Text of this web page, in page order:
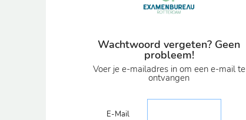
Wachtwoord vergeten? Geen
probleem!
Voer je e-mailadres in om een e-mail te
ontvangen
E-Mail